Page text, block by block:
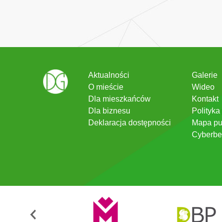
Aktualności
O mieście
Dla mieszkańców
Dla biznesu
Deklaracja dostępności
Galerie
Wideo
Kontakt
Mapa